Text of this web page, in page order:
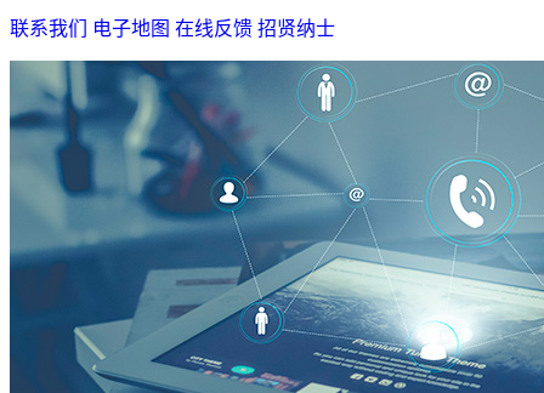
联系我们 电子地图 在线反馈 招贤纳士